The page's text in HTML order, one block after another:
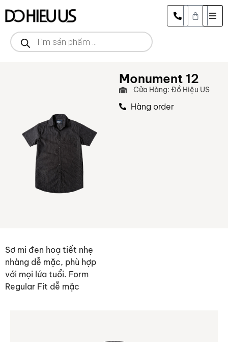
Monument 12
Cửa Hàng: Đồ Hiệu US
Hàng order
Sơ mi đen hoạ tiết nhẹ
nhàng dễ mặc, phù hợp
với mọi lứa tuổi. Form
Regular Fit dễ mặc